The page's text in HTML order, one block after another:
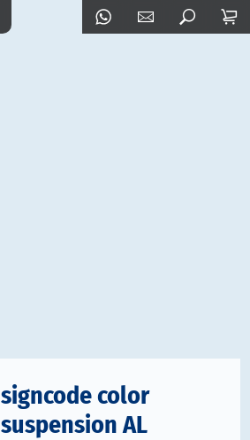
signcode color
suspension AL